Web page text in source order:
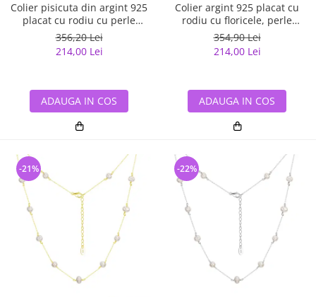
Colier pisicuta din argint 925
placat cu rodiu cu perle
naturale
356,20 Lei
214,00 Lei
ADAUGA IN COS
Colier argint 925 placat cu
rodiu cu floricele, perle
naturale si zirconiu
354,90 Lei
214,00 Lei
ADAUGA IN COS
-21% -22%